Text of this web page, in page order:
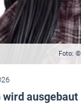
Foto:
ausgebaut